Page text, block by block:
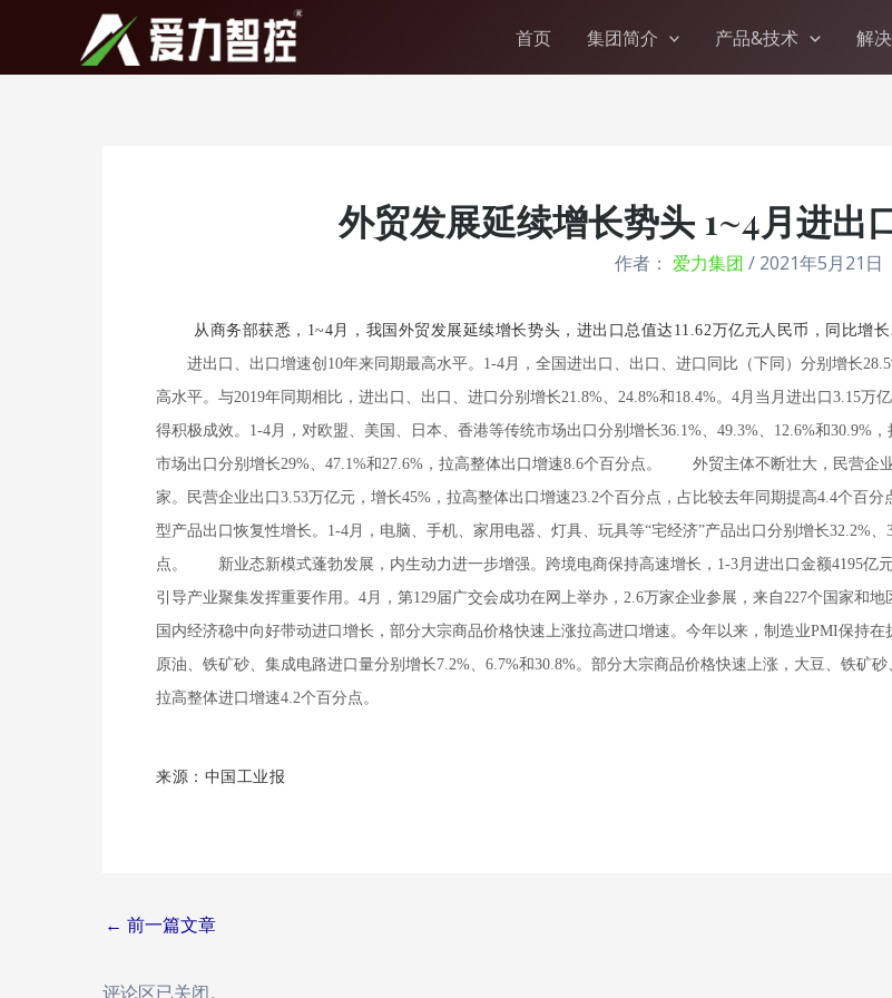
内
首页 集团简介 产品&技术 解
外贸发展延续增长势头 1~4月进出
作者： 爱力集团 / 2021年5月21日
从商务部获悉，1~4月，我国外贸发展延续增长势头，进出口总值达11.62万亿元人民币，同比增
进出口、出口增速创10年来同期最高水平。1-4月，全国进出口、出口、进口同比（下同）分别增长
高水平。与2019年同期相比，进出口、出口、进口分别增长21.8%、24.8%和18.4%。4月当月进出口3.15万
得积极成效。1-4月，对欧盟、美国、日本、香港等传统市场出口分别增长36.1%、49.3%、12.6%和30.9%
市场出口分别增长29%、47.1%和27.6%，拉高整体出口增速8.6个百分点。
外贸主体不断壮大，民营企业
家。民营企业出口3.53万亿元，增长45%，拉高整体出口增速23.2个百分点，占比较去年同期提高4.4个百分
型产品出口恢复性增长。1-4月，电脑、手机、家用电器、灯具、玩具等“宅经济”产品出口分别增长32.2%
点。
新业态新模式蓬勃发展，内生动力进一步增强。跨境电商保持高速增长，1-3月进出口金额4195亿
引导产业聚集发挥重要作用。4月，第129届广交会成功在网上举办，2.6万家企业参展，来自227个国家和
国内经济稳中向好带动进口增长，部分大宗商品价格快速上涨拉高进口增速。今年以来，制造业PMI保持
原油、铁矿砂、集成电路进口量分别增长7.2%、6.7%和30.8%。部分大宗商品价格快速上涨，大豆、铁矿
拉高整体进口增速4.2个百分点。
来源： 中国工业报
Post
← 前一篇文章
评论区已关闭。